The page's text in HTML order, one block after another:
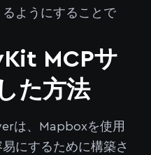
ようにすることで
MCPサ
た方法
は、Mapboxを使用
にするために構築さ